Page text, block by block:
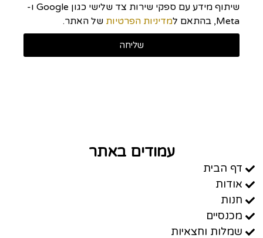
שיתוף מידע עם ספקי שירות צד שלישי כגון Google ו-
Meta, בהתאם ל
מדיניות הפרטיות של האתר.
שליחה
עמודים באתר
דף הבית
אודות
חנות
מכנסיים
שמלות וחצאיות